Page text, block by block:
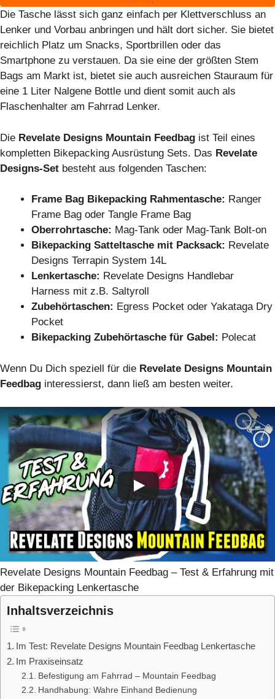
Die Tasche lässt sich ganz einfach per Klettverschluss an
Lenker und Vorbau anbringen und hält dort sicher. Sie bietet
reichlich Platz um Snacks, Sportbrillen oder das
Smartphone zu verstauen. Da sie eine der größten Stem
Bags am Markt ist, bietet sie auch ausreichen Stauraum für
eine 1 Liter Nalgene Bottle und dient somit auch als
Flaschenhalter am Fahrrad Lenker.
Die Revelate Designs Mountain Feedbag ist Teil eines
kompletten Bikepacking Ausrüstung Sets. Das Revelate
Designs-Set besteht aus folgenden Taschen:
Frame Bag Bikepacking Rahmentasche: Ranger
Frame Bag oder Tangle Frame Bag
Oberrohrtasche: Mag-Tank oder Mag-Tank Bolt-on
Bikepacking Satteltasche mit Packsack: Revelate
Designs Terrapin System 14L
Lenkertasche: Revelate Designs Handlebar
Harness mit z.B. Saltyroll
Zubehörtaschen: Egress Pocket oder Yakataga Dry
Pocket
Bikepacking Zubehörtasche für Gabel: Polecat
Wenn Du Dich speziell für die Revelate Designs Mountain
Feedbag interessierst, dann ließ am besten weiter.
Revelate Designs Mountain Feedbag – Test & Erfahrung mit
der Bikepacking Lenkertasche
Inhaltsverzeichnis
Im Test: Revelate Designs Mountain Feedbag Lenkertasche
Im Praxiseinsatz
Befestigung am Fahrrad – Mountain Feedbag
Handhabung: Wahre Einhand Bedienung